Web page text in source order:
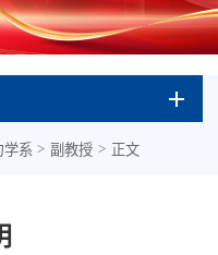
学系 > 副教授 > 正文